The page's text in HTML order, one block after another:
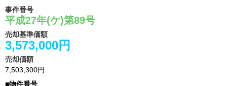
事件番号
平成27年(ケ)第89号
売却基準価額
3,573,000円
売却価額
7,503,300円